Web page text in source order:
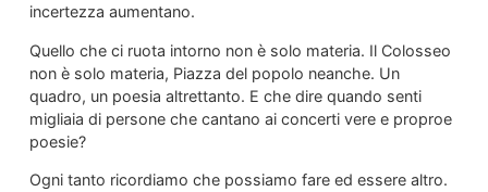
incertezza aumentano.
Quello che ci ruota intorno non è solo materia. Il Colosseo
non è solo materia, Piazza del popolo neanche. Un
quadro, un poesia altrettanto. E che dire quando senti
migliaia di persone che cantano ai concerti vere e proproe
poesie?
Ogni tanto ricordiamo che possiamo fare ed essere altro.